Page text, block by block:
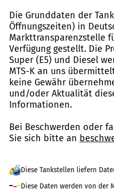
Die Grunddaten der
Öffnungszeiten) in
Markttransparenzstelle
Verfügung gestellt. Die
Super (E5) und Diesel
MTS-K an uns
keine Gewähr
und/oder Aktualität
Informationen.
Bei Beschwerden oder
Sie sich bitte an
Diese Tankstellen liefern
Diese Daten werden von der